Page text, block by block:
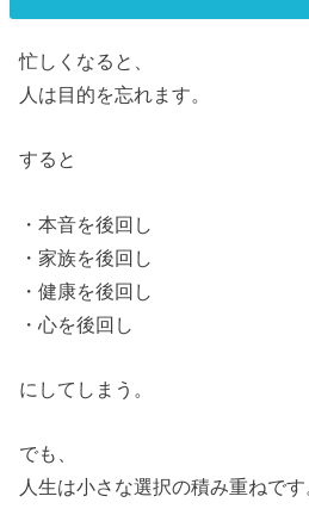
忙しくなると、
人は目的を忘れます。
すると
・本音を後回し
・家族を後回し
・健康を後回し
・心を後回し
にしてしまう。
でも、
人生は小さな選択の積み重ねです